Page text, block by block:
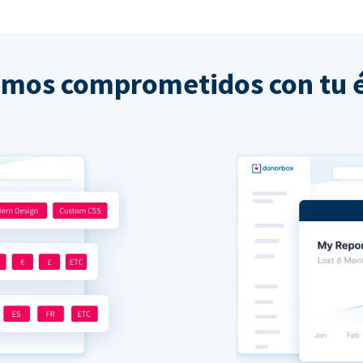
comprometidos con tu